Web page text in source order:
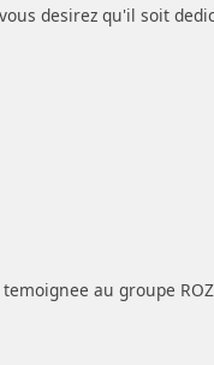
desirez qu'il soit
au groupe